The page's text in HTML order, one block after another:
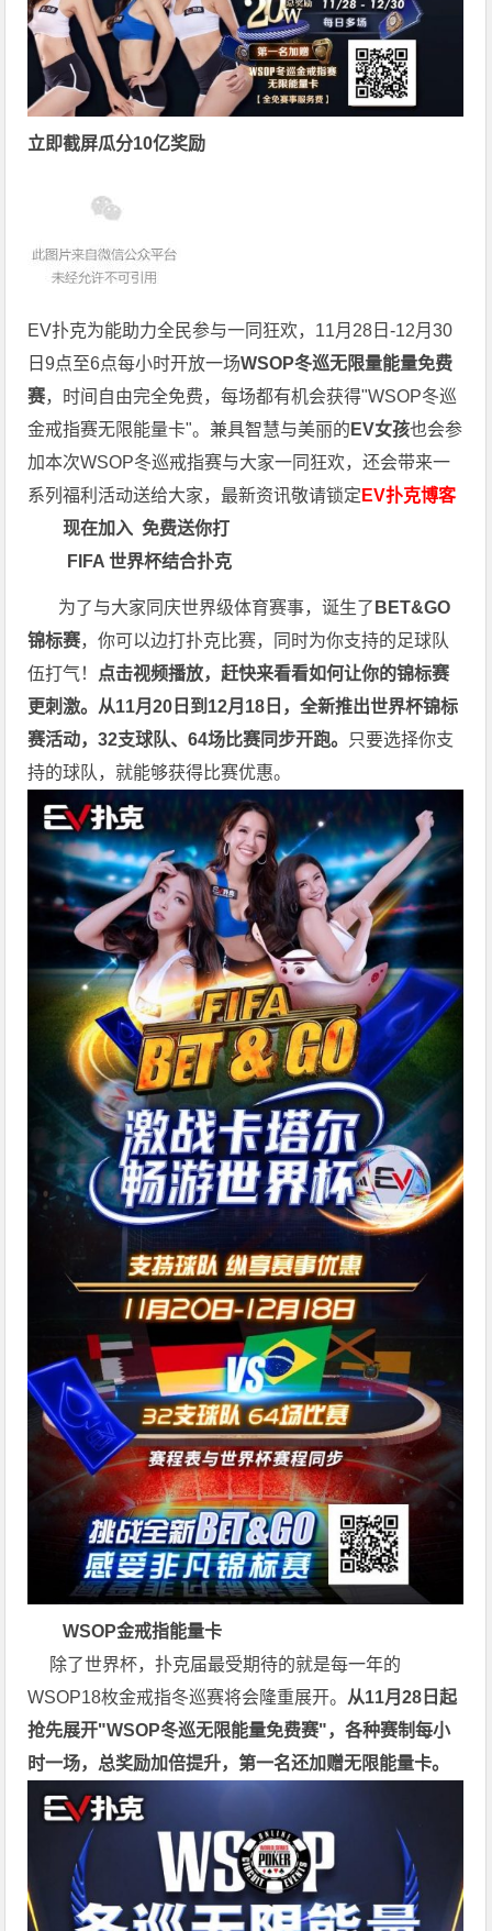
立即截屏瓜分10亿奖励
EV扑克为能助力全民参与一同狂欢，11月28日-12月30
日9点至6点每小时开放一场WSOP冬巡无限量能量免费
赛，时间自由完全免费，每场都有机会获得"WSOP冬巡
金戒指赛无限能量卡"。兼具智慧与美丽的 EV女孩也会参
加本次WSOP冬巡戒指赛与大家一同狂欢，还会带来一
系列福利活动送给大家，最新资讯敬请锁定 EV扑克博客
现在加入免费送你打
FIFA 世界杯结合扑克
为了与大家同庆世界级体育赛事，诞生了 BET&GO
锦标赛，你可以边打扑克比赛，同时为你支持的足球队
伍打气！ 点击视频播放，赶快来看看如何让你的锦标赛
更刺激。 从11月20日到12月18日，全新推出世界杯锦标
赛活动，32支球队、64场比赛同步开跑。 只要选择你支
持的球队，就能够获得比赛优惠。
WSOP金戒指能量卡
除了世界杯，扑克届最受期待的就是每一年的
WSOP18枚金戒指冬巡赛将会隆重展开。 从11月28日起
抢先展开"WSOP冬巡无限能量免费赛"，各种赛制每小
时一场，总奖励加倍提升，第一名还加赠无限能量卡。